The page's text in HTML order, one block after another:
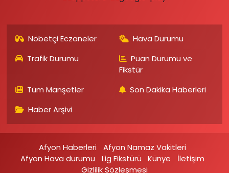
Nöbetçi Eczaneler
Hava Durumu
Trafik Durumu
Puan Durumu ve
Fikstür
Tüm Manşetler
Son Dakika Haberleri
Haber Arşivi
Afyon Haberleri
Afyon Namaz Vakitleri
Afyon Hava durumu
Lig Fikstürü Künye
İletişim
Gizlilik Sözleşmesi